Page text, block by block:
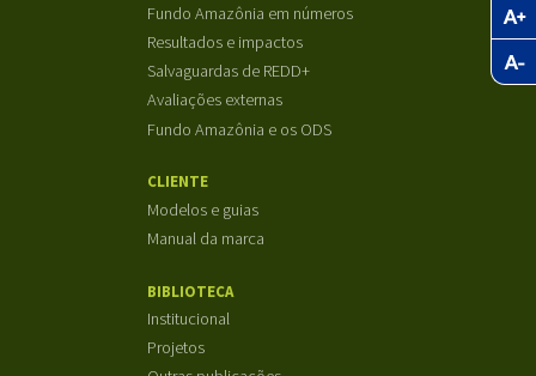
Fundo Amazônia em números
Resultados e impactos
Salvaguardas de REDD+
Avaliações externas
Fundo Amazônia e os ODS
CLIENTE
Modelos e guias
Manual da marca
BIBLIOTECA
Institucional
Projetos